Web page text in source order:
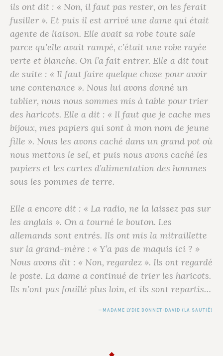
ils ont dit : « Non, il faut pas rester, on les ferait
fusiller ». Et puis il est arrivé une dame qui était
agente de liaison. Elle avait sa robe toute sale
parce qu’elle avait rampé, c’était une robe rayée
verte et blanche. On l’a fait entrer. Elle a dit tout
de suite : « Il faut faire quelque chose pour avoir
une contenance ». Nous lui avons donné un
tablier, nous nous sommes mis à table pour trier
des haricots. Elle a dit : « Il faut que je cache mes
bijoux, mes papiers qui sont à mon nom de jeune
fille ». Nous les avons caché dans un grand pot où
nous mettons le sel, et puis nous avons caché les
papiers et les cartes d’alimentation des hommes
sous les pommes de terre.
Elle a encore dit : « La radio, ne la laissez pas sur
les anglais ». On a tourné le bouton. Les
allemands sont entrés. Ils ont mis la mitraillette
sur la grand-mère : « Y’a pas de maquis ici ? »
Nous avons dit : « Non, regardez ». Ils ont regardé
le poste. La dame a continué de trier les haricots.
Ils n’ont pas fouillé plus loin, et ils sont repartis…
MADAME LYDIE BONNET-DAVID (LA SAUTIÉ)